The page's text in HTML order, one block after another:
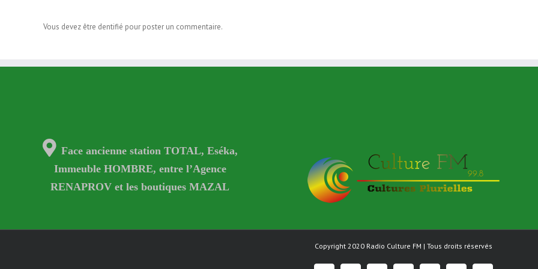
Vous devez être dentifié pour poster un commentaire.
Face ancienne station TOTAL, Eséka,
Immeuble HOMBRE, entre l’Agence
RENAPROV et les boutiques MAZAL
Copyright 2020 Radio Culture FM | Tous droits réservés